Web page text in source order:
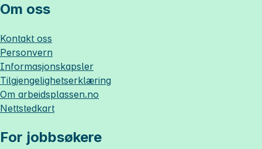
Om oss
Kontakt oss
Personvern
Informasjonskapsler
Tilgjengelighetserklæring
Om arbeidsplassen.no
Nettstedkart
For jobbsøkere